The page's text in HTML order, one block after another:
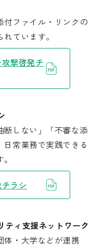
ファイル・リンクの
ています。
撃啓発チ
断しない」「不審な添
常業務で実践できる
ラシ
ティ支援ネットワーク
体・大学などが連携